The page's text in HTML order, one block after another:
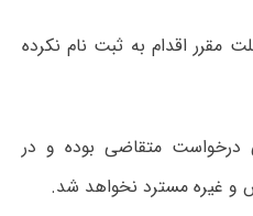
مقرر اقدام به ثبت نام نکرده
درخواست متقاضی بوده و در
غیره مسترد نخواهد شد.